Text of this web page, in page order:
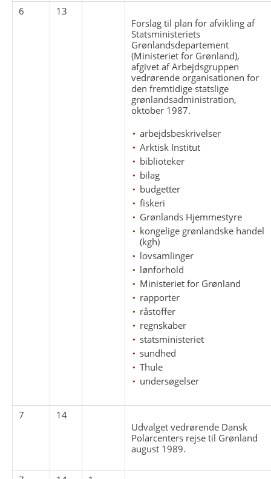
6
13
Forslag til plan for afvikling af
Statsministeriets
Grønlandsdepartement
(Ministeriet for Grønland),
afgivet af Arbejdsgruppen
vedrørende organisationen for
den fremtidige statslige
grønlandsadministration,
oktober 1987.
arbejdsbeskrivelser
Arktisk Institut
biblioteker
bilag
budgetter
fiskeri
Grønlands Hjemmestyre
kongelige grønlandske handel
(kgh)
lovsamlinger
lønforhold
Ministeriet for Grønland
rapporter
råstoffer
regnskaber
statsministeriet
sundhed
Thule
undersøgelser
7
14
Udvalget vedrørende Dansk
Polarcenters rejse til Grønland
august 1989.